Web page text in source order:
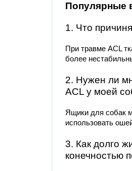
Популярные
1. Что
При травме ACL
более
2. Нужен ли
ACL у моей
Ящики для собак
использовать
3. Как долго
конечностью